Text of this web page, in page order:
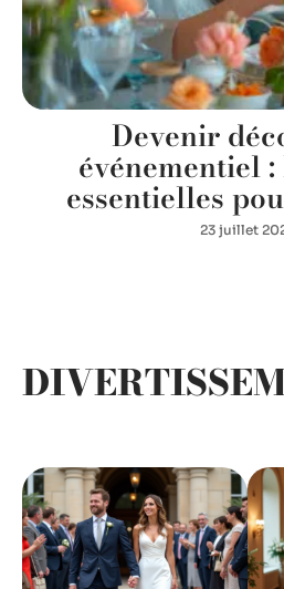
Devenir
événementiel :
essentielles
23 juillet